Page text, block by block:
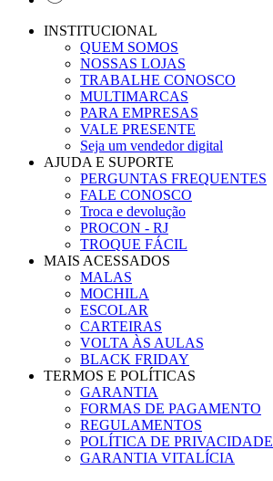
INSTITUCIONAL
QUEM SOMOS
NOSSAS LOJAS
TRABALHE CONOSCO
MULTIMARCAS
PARA EMPRESAS
VALE PRESENTE
Seja um vendedor digital
AJUDA E SUPORTE
PERGUNTAS FREQUENTES
FALE CONOSCO
Troca e devolução
PROCON - RJ
TROQUE FÁCIL
MAIS ACESSADOS
MALAS
MOCHILA
ESCOLAR
CARTEIRAS
VOLTA ÀS AULAS
BLACK FRIDAY
TERMOS E POLÍTICAS
GARANTIA
FORMAS DE PAGAMENTO
REGULAMENTOS
POLÍTICA DE PRIVACIDADE
GARANTIA VITALÍCIA